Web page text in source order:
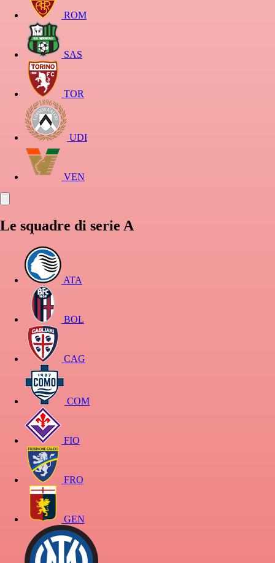
ROM
SAS
TOR
UDI
VEN
Le squadre di serie A
ATA
BOL
CAG
COM
FIO
FRO
GEN